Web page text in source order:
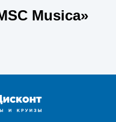
Musica»